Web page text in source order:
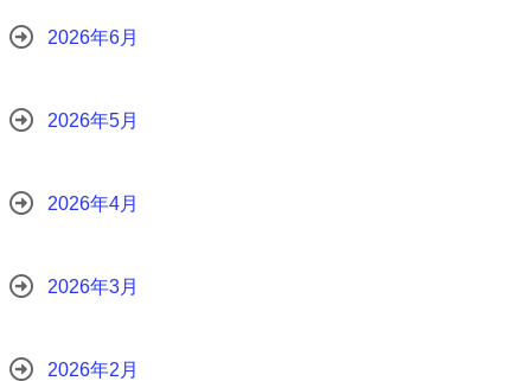
2026年6月
2026年5月
2026年4月
2026年3月
2026年2月